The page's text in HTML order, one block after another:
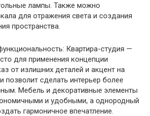
лампы. Также можно
для отражения света и создания
пространства.
Квартира-студия —
для применения концепции
от излишних деталей и акцент на
позволит сделать интерьер более
Мебель и декоративные элементы
и удобными, а однородный
гармоничное впечатление.